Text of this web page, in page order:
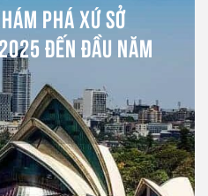
PHÁ XỨ SỞ
ĐẾN ĐẦU NĂM